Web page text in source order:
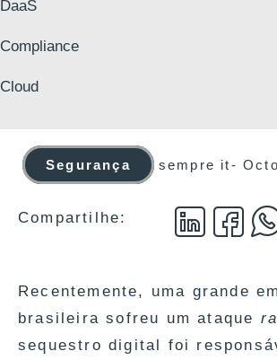
DaaS
Compliance
Cloud
Segurança sempre it-
Compartilhe:
Recentemente, uma grande
brasileira sofreu um ataque
sequestro digital foi